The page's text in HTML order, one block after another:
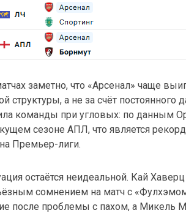
заметно, что «Арсенал» чаще
структуры, а не за счёт постоянного
команды при угловых: по данным
сезоне АПЛ, что является
Премьер-лиги.
остаётся неидеальной. Кай
сомнением на матч с
после проблемы с пахом, а Микель